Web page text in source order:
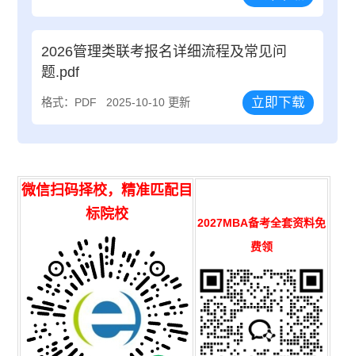
2026管理类联考报名详细流程及常见问
题.pdf
格式：PDF 2025-10-10 更新 立即下载
微信扫码择校，精准匹配目
标院校
2027MBA备考全套资料免
费领